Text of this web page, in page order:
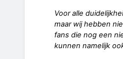
Voor alle
maar wij hebben
fans die nog een
kunnen namelijk